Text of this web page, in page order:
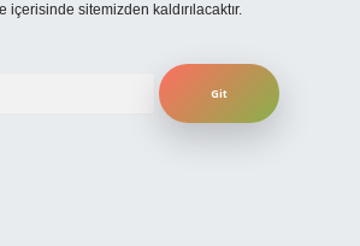
sitemizden kaldırılacaktır.